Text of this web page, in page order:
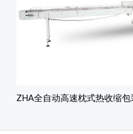
ZHA全自动高速枕式热收缩包